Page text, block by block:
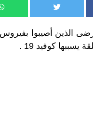
الذين أصيبوا بفيروس
كوفيد 19 .